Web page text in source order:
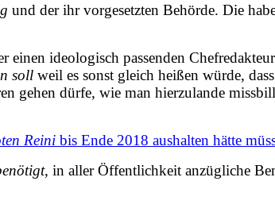
und der ihr vorgesetzten Behörde. Die
einen ideologisch passenden
soll weil es sonst gleich heißen würde,
gehen dürfe, wie man hierzulande
Reini bis Ende 2018 aushalten hätte
, in aller Öffentlichkeit anzügliche